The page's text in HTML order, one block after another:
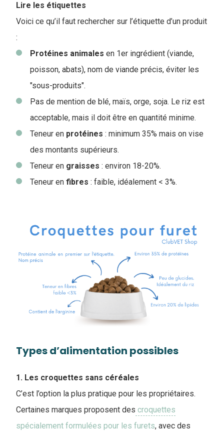
Lire les étiquettes
Voici ce qu’il faut rechercher sur l’étiquette d’un produit
:
Protéines animales en 1er ingrédient (viande,
poisson, abats), nom de viande précis, éviter les
"sous-produits".
Pas de mention de blé, maïs, orge, soja. Le riz est
acceptable, mais il doit être en quantité minime.
Teneur en protéines : minimum 35% mais on vise
des montants supérieurs.
Teneur en graisses : environ 18-20%.
Teneur en fibres : faible, idéalement < 3%.
Types d’alimentation possibles
1. Les croquettes sans céréales
C’est l’option la plus pratique pour les propriétaires.
Certaines marques proposent des croquettes
spécialement formulées pour les furets, avec des